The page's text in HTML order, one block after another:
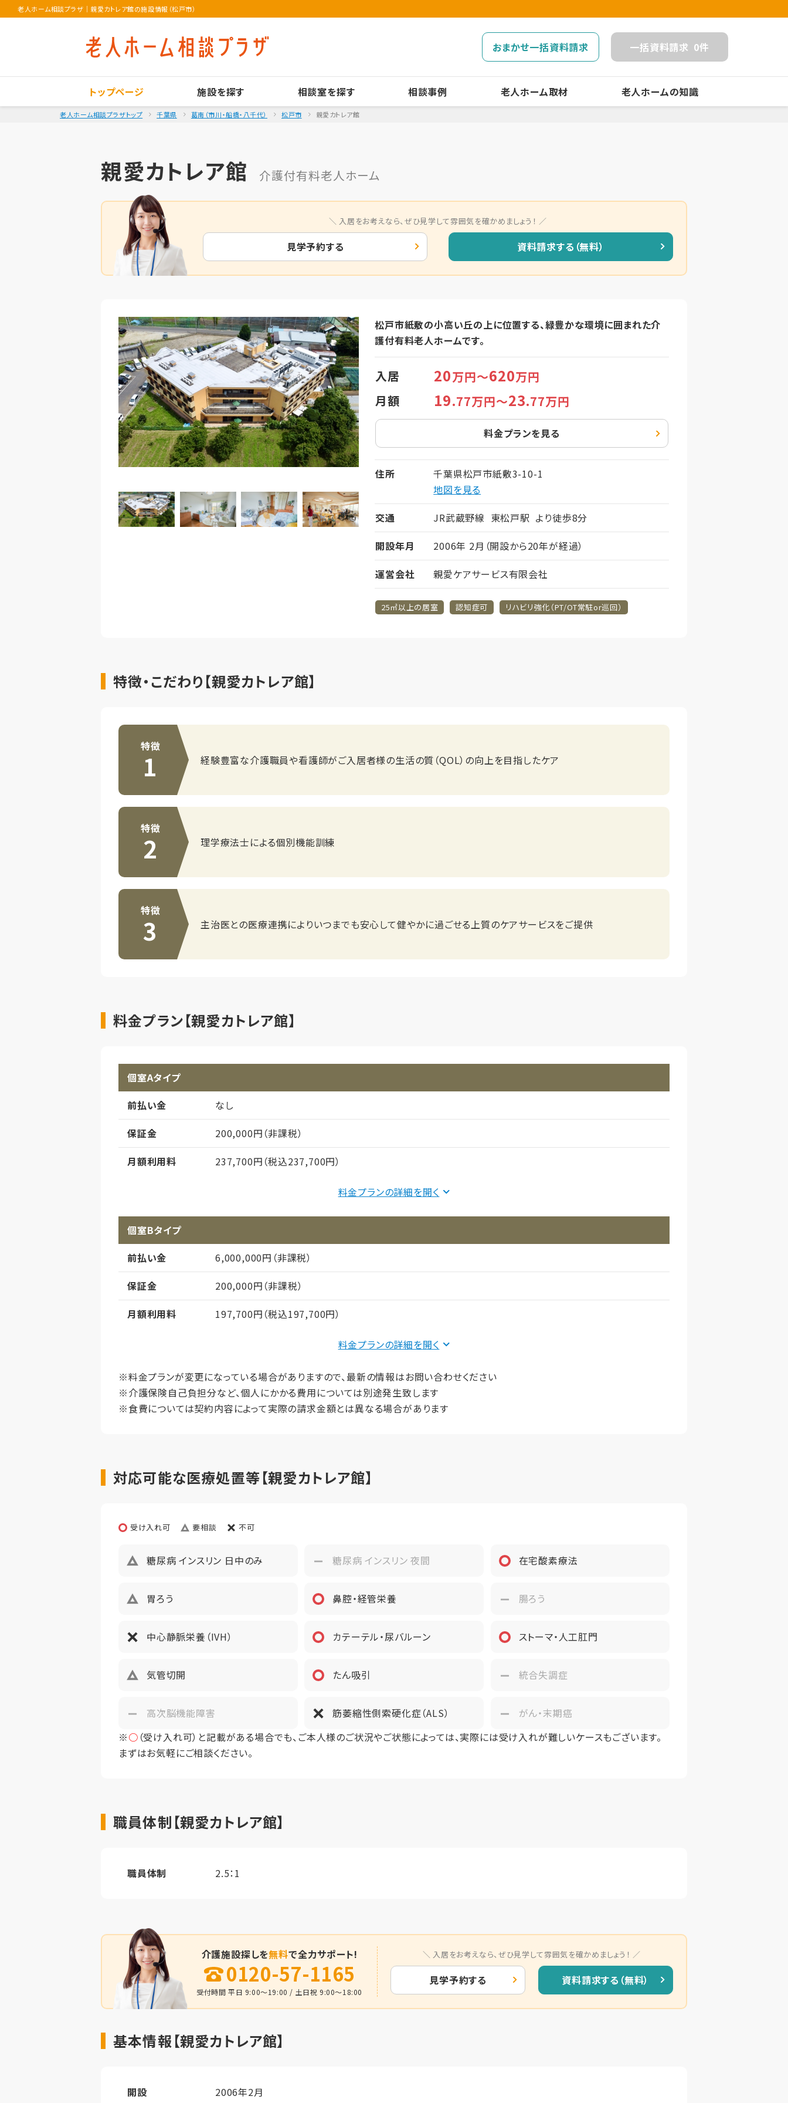
老人ホーム相談プラザ ｜ 親愛カトレア館の施設情報（松戸市）
おまかせ一括資料請求 一括資料請求 0件
トップページ 施設を探す 相談室を探す 相談事例 老人ホーム取材 老人ホームの知識
老人ホーム相談プラザトップ 千葉県 葛南（市川・船橋・八千代） 松戸市 親愛カトレア館
親愛カトレア館 介護付有料老人ホーム
入居をお考えなら、ぜひ見学して雰囲気を確かめましょう！
見学予約する 資料請求する（無料）
松戸市紙敷の小高い丘の上に位置する、緑豊かな環境に囲まれた介
護付有料老人ホームです。
入居 20万円～620万円
月額
19.77万円～23.77万円
料金プランを見る
住所
千葉県松戸市紙敷3-10-1
地図を見る
交通
JR武蔵野線 東松戸駅 より徒歩8分
開設年月
2006年 2月（開設から20年が経過）
運営会社
親愛ケアサービス有限会社
25㎡以上の居室 認知症可 リハビリ強化（PT/OT常駐or巡回）
特徴・こだわり【親愛カトレア館】
特徴
1 経験豊富な介護職員や看護師がご入居者様の生活の質（QOL）の向上を目指したケア
特徴
2 理学療法士による個別機能訓練
特徴
3 主治医との医療連携によりいつまでも安心して健やかに過ごせる上質のケアサービスをご提供
料金プラン【親愛カトレア館】
個室Aタイプ
前払い金
なし
保証金
200,000円（非課税）
月額利用料
237,700円（税込237,700円）
100,000円（非課税）
管理共益費 52,500円（税込）
償却 初期償却
居室タイプ Aタイプ
居室広さ 18.56m²
かせて頂く場合もございます。
料金プランの詳細を
個室Bタイプ
前払い金
6,000,000円（非課税）
保証金
200,000円（非課税）
月額利用料
197,700円（税込197,700円）
60,000円（非課税）
管理共益費 52,500円（税込）
介護費 21,000円（税込）
その他事項 居室タイプ
■使途：施設整備協力金
■入居一時金はご契約の際にお支払いいただきます。追加のご請求はありません。
料金プランの詳細を
※料金プランが変更になっている場合がありますので、最新の情報はお問い合わせください
※介護保険自己負担分など、個人にかかる費用については別途発生致します
※食費については契約内容によって実際の請求金額とは異なる場合があります
対応可能な医療処置等【親愛カトレア館】
受け入れ可 要相談 不可
糖尿病 インスリン 日中のみ 糖尿病 インスリン 夜間 在宅酸素療法
胃ろう 鼻腔・経管栄養 腸ろう
中心静脈栄養（IVH） カテーテル・尿バルーン ストーマ・人工肛門
気管切開 たん吸引 統合失調症
高次脳機能障害 筋萎縮性側索硬化症（ALS）
がん・末期癌
※○ （受け入れ可）と記載がある場合でも、ご本人様のご状況やご状態によっては、実際には受け入れが難しいケースもございます。
まずはお気軽にご相談ください。
職員体制【親愛カトレア館】
職員体制 2.5：1
介護施設探しを無料で全力サポート!
0120-57-1165
受付時間 平日 9:00～19:00 / 土日祝 9:00～18:00
入居をお考えなら、ぜひ見学して雰囲気を確かめましょう！
見学予約する 資料請求する（無料）
基本情報【親愛カトレア館】
開設 2006年2月